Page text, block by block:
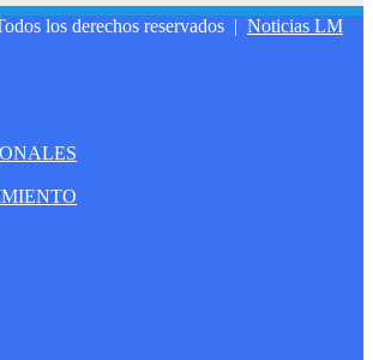
los derechos reservados | Noticias LM